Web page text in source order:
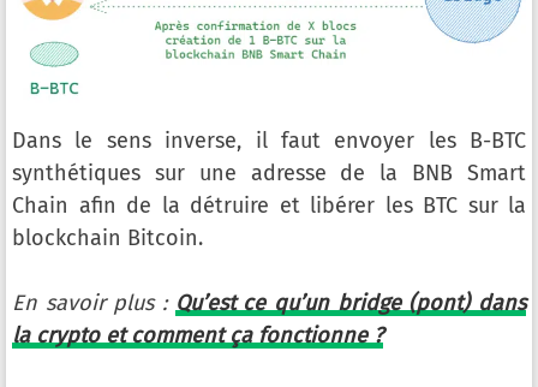
Dans le sens inverse, il faut envoyer les B-BTC
synthétiques sur une adresse de la BNB Smart
Chain afin de la détruire et libérer les BTC sur la
blockchain Bitcoin.
En savoir plus : Qu’est ce qu’un bridge (pont) dans
la crypto et comment ça fonctionne ?